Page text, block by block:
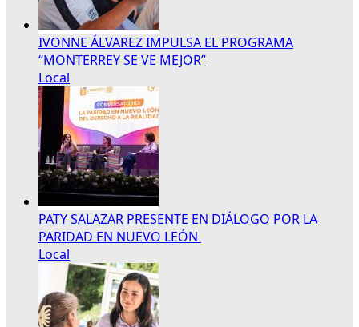
IVONNE ÁLVAREZ IMPULSA EL PROGRAMA
“MONTERREY SE VE MEJOR”
Local
PATY SALAZAR PRESENTE EN DIÁLOGO POR LA
PARIDAD EN NUEVO LEÓN
Local